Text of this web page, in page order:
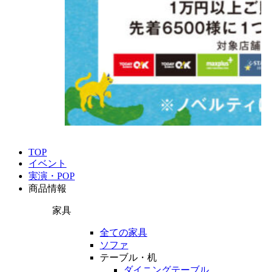
TOP
イベント
実演・POP
商品情報
家具
全ての家具
ソファ
テーブル・机
ダイニングテーブル